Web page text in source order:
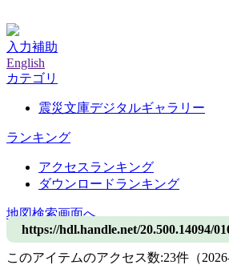
入力補助
English
カテゴリ
震災文庫デジタルギャラリー
ランキング
アクセスランキング
ダウンロードランキング
地図検索画面へ
https://hdl.handle.net/20.500.14094/
このアイテムのアクセス数:23件 （